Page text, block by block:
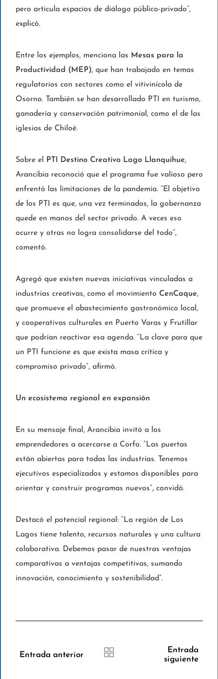
pero articula espacios de diálogo público-privado”,
explicó.
Entre los ejemplos, menciona las Mesas para la
Productividad (MEP), que han trabajado en temas
regulatorios con sectores como el vitivinícola de
Osorno. También se han desarrollado PTI en turismo,
ganadería y conservación patrimonial, como el de las
iglesias de Chiloé.
Sobre el PTI Destino Creativo Lago Llanquihue,
Arancibia reconoció que el programa fue valioso pero
enfrentó las limitaciones de la pandemia. “El objetivo
de los PTI es que, una vez terminados, la gobernanza
quede en manos del sector privado. A veces eso
ocurre y otras no logra consolidarse del todo”,
comentó.
Agregó que existen nuevas iniciativas vinculadas a
industrias creativas, como el movimiento CenCaque,
que promueve el abastecimiento gastronómico local,
y cooperativas culturales en Puerto Varas y Frutillar
que podrían reactivar esa agenda. “La clave para que
un PTI funcione es que exista masa crítica y
compromiso privado”, afirmó.
Un ecosistema regional en expansión
En su mensaje final, Arancibia invitó a los
emprendedores a acercarse a Corfo. “Las puertas
están abiertas para todas las industrias. Tenemos
ejecutivos especializados y estamos disponibles para
orientar y construir programas nuevos”, convidó.
Destacó el potencial regional: “La región de Los
Lagos tiene talento, recursos naturales y una cultura
colaborativa. Debemos pasar de nuestras ventajas
comparativas a ventajas competitivas, sumando
innovación, conocimiento y sostenibilidad”.
Entrada anterior
Entrada
siguiente